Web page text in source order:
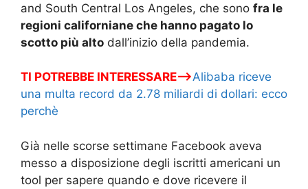
and South Central Los Angeles, che sono fra le
regioni californiane che hanno pagato lo
scotto più alto dall’inizio della pandemia.
TI POTREBBE INTERESSARE—>Alibaba riceve
una multa record da 2.78 miliardi di dollari: ecco
perchè
Già nelle scorse settimane Facebook aveva
messo a disposizione degli iscritti americani un
tool per sapere quando e dove ricevere il